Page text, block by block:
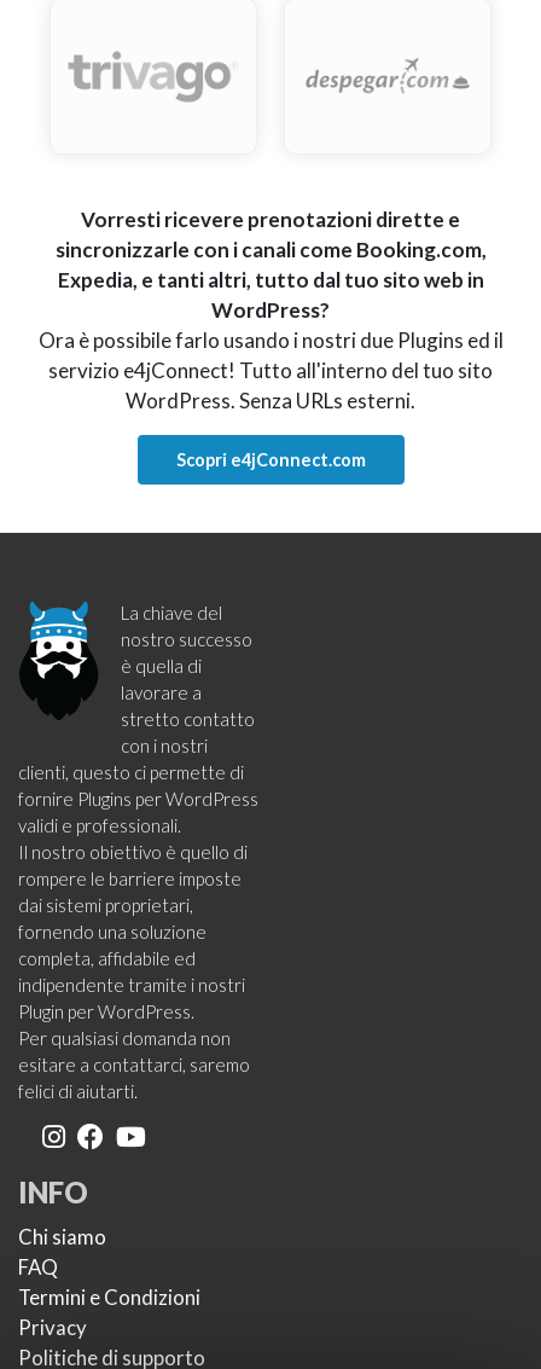
Vorresti ricevere prenotazioni dirette e
sincronizzarle con i canali come Booking.com,
Expedia, e tanti altri, tutto dal tuo sito web in
WordPress?
Ora è possibile farlo usando i nostri due Plugins ed il
servizio e4jConnect! Tutto all'interno del tuo sito
WordPress. Senza URLs esterni.
Scopri e4jConnect.com
La chiave del
nostro successo
è quella di
lavorare a
stretto contatto
con i nostri
clienti, questo ci permette di
fornire Plugins per WordPress
validi e professionali.
Il nostro obiettivo è quello di
rompere le barriere imposte
dai sistemi proprietari,
fornendo una soluzione
completa, affidabile ed
indipendente tramite i nostri
Plugin per WordPress.
Per qualsiasi domanda non
esitare a contattarci, saremo
felici di aiutarti.
INFO
Chi siamo
FAQ
Termini e Condizioni
Privacy
Politiche di supporto